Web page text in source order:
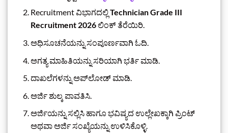
Recruitment ವಿಭಾಗದಲ್ಲಿTechnician Grade III
Recruitment 2026ಲಿಂಕ್ ತೆರೆಯಿರಿ.
ಅಧಿಸೂಚನೆಯನ್ನು ಸಂಪೂರ್ಣವಾಗಿ ಓದಿ.
ಅಗತ್ಯ ಮಾಹಿತಿಯನ್ನು ಸರಿಯಾಗಿ ಭರ್ತಿ ಮಾಡಿ.
ದಾಖಲೆಗಳನ್ನು ಅಪ್‌ಲೋಡ್ ಮಾಡಿ.
ಅರ್ಜಿ ಶುಲ್ಕ ಪಾವತಿಸಿ.
ಅರ್ಜಿಯನ್ನು ಸಲ್ಲಿಸಿ ಹಾಗೂ ಭವಿಷ್ಯದ ಉಲ್ಲೇಖಕ್ಕಾಗಿ ಪ್ರಿಂಟ್
ಅಥವಾ ಅರ್ಜಿ ಸಂಖ್ಯೆಯನ್ನು ಉಳಿಸಿಕೊಳ್ಳಿ.